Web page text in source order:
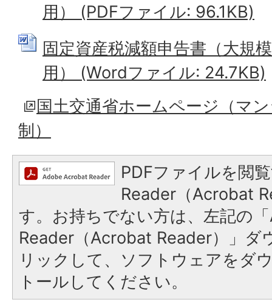
用） (PDFファイル: 96.1KB)
固定資産税減額申告書（大規
用） (Wordファイル: 24.7KB)
国土交通省ホームページ（マ
制）
PDFファイルを閲
Reader（Acrobat
す。お持ちでない方は、左記の
Reader（Acrobat Reader）」ダ
リックして、ソフトウェアをダ
トールしてください。